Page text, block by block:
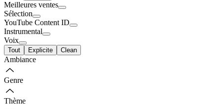
Meilleures ventes
Sélection
YouTube Content ID
Instrumental
Voix
Tout Explicite Clean
Ambiance
Genre
Thème